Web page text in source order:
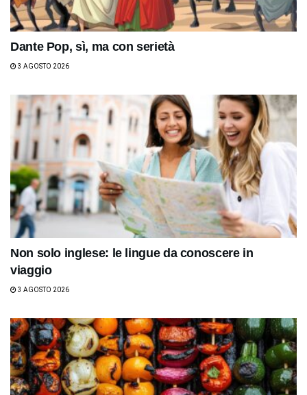
Dante Pop, sì, ma con serietà
3 AGOSTO 2026
Non solo inglese: le lingue da conoscere in
viaggio
3 AGOSTO 2026